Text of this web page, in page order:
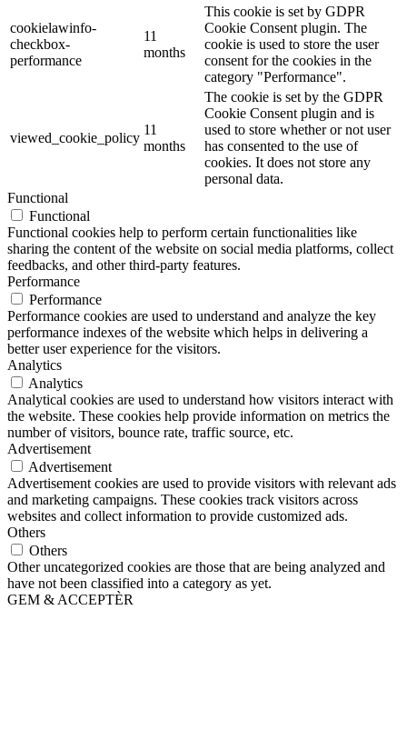
cookielawinfo-
checkbox-
performance
11
months
This cookie is set by GDPR
Cookie Consent plugin. The
cookie is used to store the user
consent for the cookies in the
category "Performance".
viewed_cookie_policy
11
months
The cookie is set by the GDPR
Cookie Consent plugin and is
used to store whether or not user
has consented to the use of
cookies. It does not store any
personal data.
Functional
Functional
Functional cookies help to perform certain functionalities like
sharing the content of the website on social media platforms, collect
feedbacks, and other third-party features.
Performance
Performance
Performance cookies are used to understand and analyze the key
performance indexes of the website which helps in delivering a
better user experience for the visitors.
Analytics
Analytics
Analytical cookies are used to understand how visitors interact with
the website. These cookies help provide information on metrics the
number of visitors, bounce rate, traffic source, etc.
Advertisement
Advertisement
Advertisement cookies are used to provide visitors with relevant ads
and marketing campaigns. These cookies track visitors across
websites and collect information to provide customized ads.
Others
Others
Other uncategorized cookies are those that are being analyzed and
have not been classified into a category as yet.
GEM & ACCEPTÈR